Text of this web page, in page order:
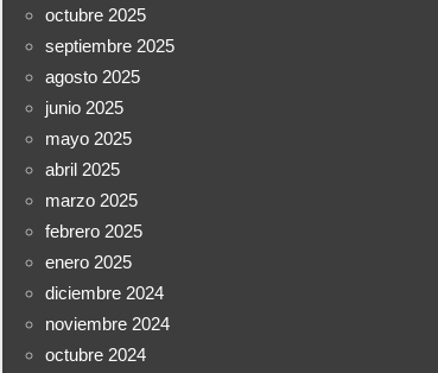
octubre 2025
septiembre 2025
agosto 2025
junio 2025
mayo 2025
abril 2025
marzo 2025
febrero 2025
enero 2025
diciembre 2024
noviembre 2024
octubre 2024